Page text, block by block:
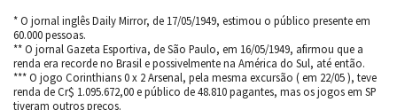
* O jornal inglês Daily Mirror, de 17/05/1949, estimou o público presente em
60.000 pessoas.
** O jornal Gazeta Esportiva, de São Paulo, em 16/05/1949, afirmou que a
renda era recorde no Brasil e possivelmente na América do Sul, até então.
*** O jogo Corinthians 0 x 2 Arsenal, pela mesma excursão ( em 22/05 ), teve
renda de Cr$ 1.095.672,00 e público de 48.810 pagantes, mas os jogos em SP
tiveram outros preços.